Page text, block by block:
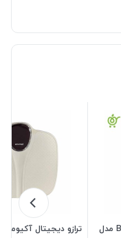
ترازوی دیجیتال بیول B.WELL مدل